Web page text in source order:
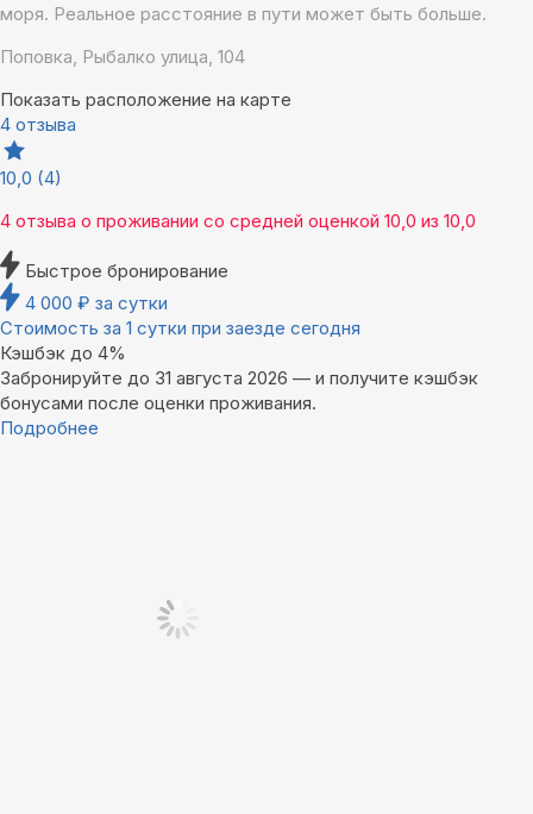
моря. Реальное расстояние в пути может быть больше.
Поповка, Рыбалко улица, 104
Показать расположение на карте
4 отзыва
10,0 (4)
4 отзыва о проживании со средней оценкой 10,0 из 10,0
Быстрое бронирование
4 000 ₽ за сутки
Стоимость за 1 сутки при заезде сегодня
Кэшбэк до 4%
Забронируйте до 31 августа 2026 — и получите кэшбэк
бонусами после оценки проживания.
Подробнее